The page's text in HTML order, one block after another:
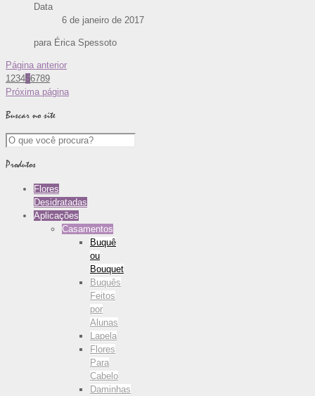
Data
6 de janeiro de 2017
para Érica Spessoto
Página anterior
1 23456789
Próxima página
Buscar no site
Produtos
Flores
Desidratadas
Aplicações
Casamentos
Buquê
ou
Bouquet
Buquês
Feitos
por
Alunas
Lapela
Flores
Para
Cabelo
Daminhas